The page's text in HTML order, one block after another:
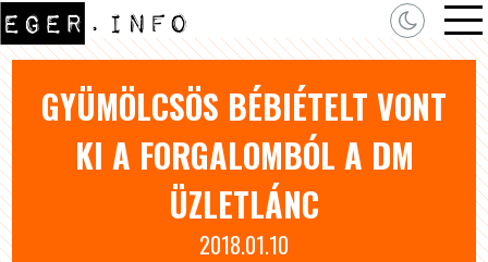
GYÜMÖLCSÖS BÉBIÉTELT VONT
KI A FORGALOMBÓL A DM
ÜZLETLÁNC
2018.01.10